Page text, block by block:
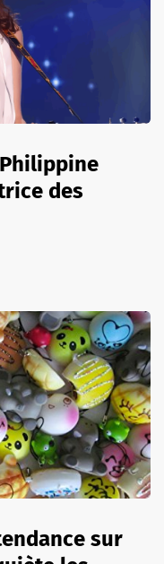
des
sur